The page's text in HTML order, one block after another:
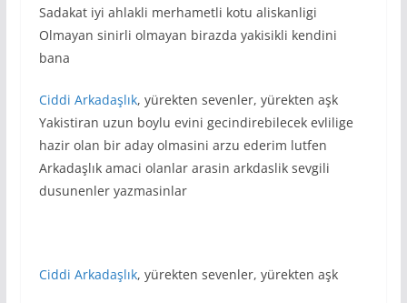
Sadakat iyi ahlakli merhametli kotu aliskanligi
Olmayan sinirli olmayan birazda yakisikli kendini
bana
Ciddi Arkadaşlık, yürekten sevenler, yürekten aşk
Yakistiran uzun boylu evini gecindirebilecek evlilige
hazir olan bir aday olmasini arzu ederim lutfen
Arkadaşlık amaci olanlar arasin arkdaslik sevgili
dusunenler yazmasinlar
Ciddi Arkadaşlık, yürekten sevenler, yürekten aşk